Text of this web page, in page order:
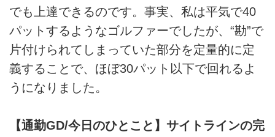
でも上達できるのです。事実、私は平気で40
パットするようなゴルファーでしたが、“勘”で
片付けられてしまっていた部分を定量的に定
義することで、ほぼ30パット以下で回れるよ
うになりました。
【通勤GD/今日のひとこと】サイトラインの完